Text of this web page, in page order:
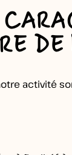
activité